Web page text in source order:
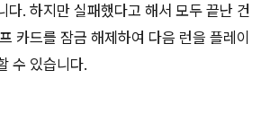
다. 하지만 실패했다고 해서 모두 끝난 건
카드를 잠금 해제하여 다음 런을 플레이
수 있습니다.